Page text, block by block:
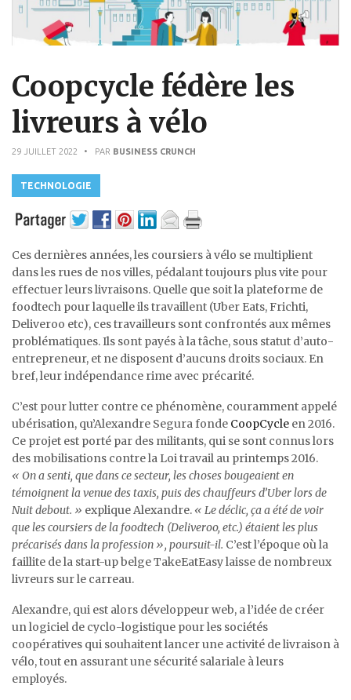
Coopcycle fédère les
livreurs à vélo
29 JUILLET 2022 • PAR BUSINESS CRUNCH
TECHNOLOGIE
Ces dernières années, les coursiers à vélo se multiplient
dans les rues de nos villes, pédalant toujours plus vite pour
effectuer leurs livraisons. Quelle que soit la plateforme de
foodtech pour laquelle ils travaillent (Uber Eats, Frichti,
Deliveroo etc), ces travailleurs sont confrontés aux mêmes
problématiques. Ils sont payés à la tâche, sous statut d’auto-
entrepreneur, et ne disposent d’aucuns droits sociaux. En
bref, leur indépendance rime avec précarité.
C’est pour lutter contre ce phénomène, couramment appelé
ubérisation, qu’Alexandre Segura fonde CoopCycle en 2016.
Ce projet est porté par des militants, qui se sont connus lors
des mobilisations contre la Loi travail au printemps 2016.
« On a senti, que dans ce secteur, les choses bougeaient en
témoignent la venue des taxis, puis des chauffeurs d’Uber lors de
Nuit debout. » explique Alexandre. « Le déclic, ça a été de voir
que les coursiers de la foodtech (Deliveroo, etc.) étaient les plus
précarisés dans la profession », poursuit-il. C’est l’époque où la
faillite de la start-up belge TakeEatEasy laisse de nombreux
livreurs sur le carreau.
Alexandre, qui est alors développeur web, a l’idée de créer
un logiciel de cyclo-logistique pour les sociétés
coopératives qui souhaitent lancer une activité de livraison à
vélo, tout en assurant une sécurité salariale à leurs
employés.